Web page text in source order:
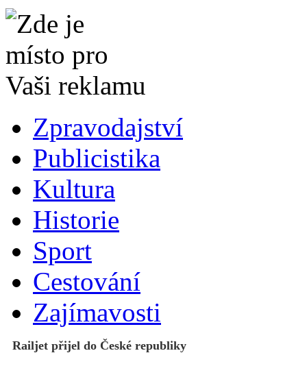
Zpravodajství
Publicistika
Kultura
Historie
Sport
Cestování
Zajímavosti
Railjet přijel do České republiky